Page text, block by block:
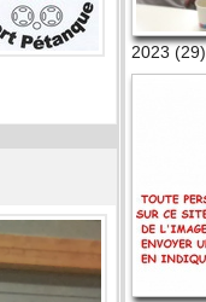
2023 (29)